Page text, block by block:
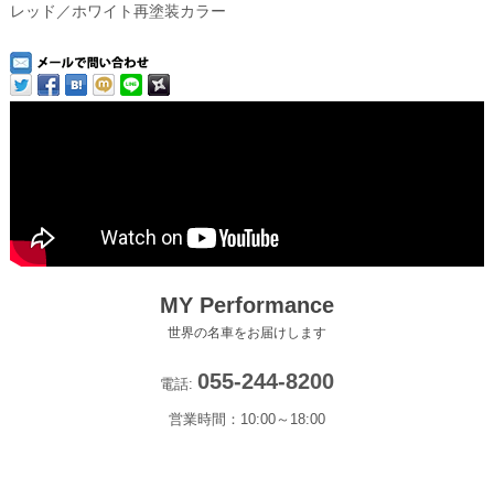
レッド／ホワイト再塗装カラー
MY Performance
世界の名車をお届けします
電話: 055-244-8200
営業時間：10:00～18:00